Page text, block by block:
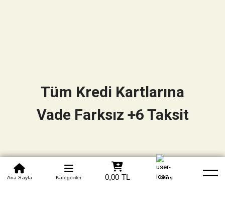
0850 305 09 70
Beden Tablosu Banka Hesapları Whatsapp Yardım
Ana Sayfa Kategoriler 0,00 TL Giriş
Tüm Kredi Kartlarına
Vade Farksız +6 Taksit